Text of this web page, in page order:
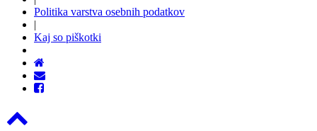
Politika varstva osebnih podatkov
|
Kaj so piškotki